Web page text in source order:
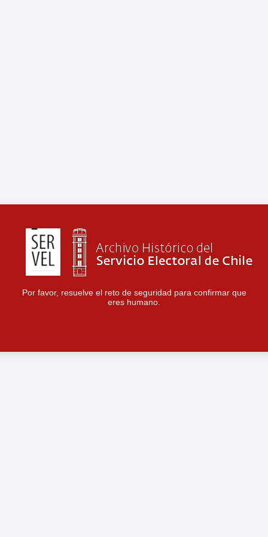
Por favor, resuelve el reto de seguridad para confirmar que
eres humano.